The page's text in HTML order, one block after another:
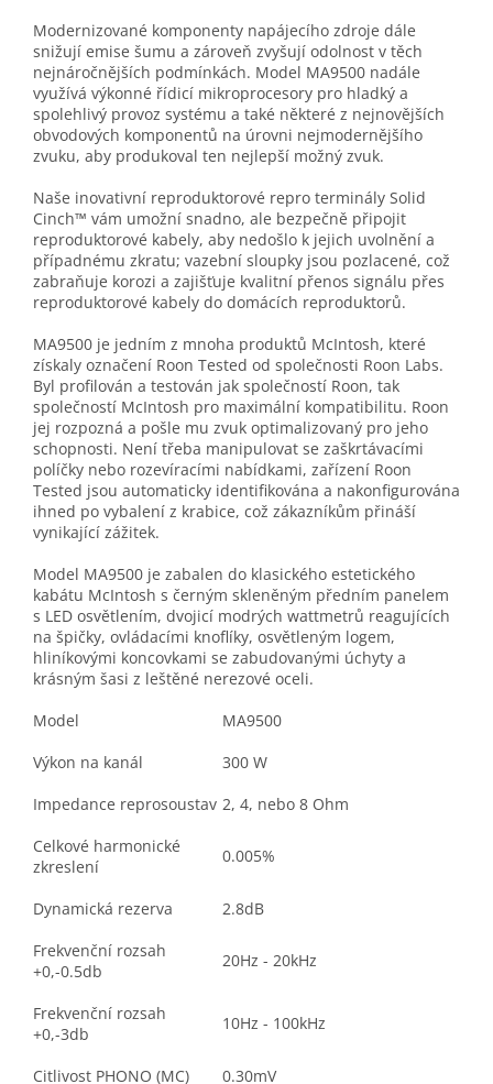
Modernizované komponenty napájecího zdroje dále
snižují emise šumu a zároveň zvyšují odolnost v těch
nejnáročnějších podmínkách. Model MA9500 nadále
využívá výkonné řídicí mikroprocesory pro hladký a
spolehlivý provoz systému a také některé z nejnovějších
obvodových komponentů na úrovni nejmodernějšího
zvuku, aby produkoval ten nejlepší možný zvuk.
Naše inovativní reproduktorové repro terminály Solid
Cinch™ vám umožní snadno, ale bezpečně připojit
reproduktorové kabely, aby nedošlo k jejich uvolnění a
případnému zkratu; vazební sloupky jsou pozlacené, což
zabraňuje korozi a zajišťuje kvalitní přenos signálu přes
reproduktorové kabely do domácích reproduktorů.
MA9500 je jedním z mnoha produktů McIntosh, které
získaly označení Roon Tested od společnosti Roon Labs.
Byl profilován a testován jak společností Roon, tak
společností McIntosh pro maximální kompatibilitu. Roon
jej rozpozná a pošle mu zvuk optimalizovaný pro jeho
schopnosti. Není třeba manipulovat se zaškrtávacími
políčky nebo rozevíracími nabídkami, zařízení Roon
Tested jsou automaticky identifikována a nakonfigurována
ihned po vybalení z krabice, což zákazníkům přináší
vynikající zážitek.
Model MA9500 je zabalen do klasického estetického
kabátu McIntosh s černým skleněným předním panelem
s LED osvětlením, dvojicí modrých wattmetrů reagujících
na špičky, ovládacími knoflíky, osvětleným logem,
hliníkovými koncovkami se zabudovanými úchyty a
krásným šasi z leštěné nerezové oceli.
Model
MA9500
Výkon na kanál
300 W
Impedance reprosoustav 2, 4, nebo 8 Ohm
Celkové harmonické
zkreslení
0.005%
Dynamická rezerva
2.8dB
Frekvenční rozsah
+0,-0.5db
20Hz - 20kHz
Frekvenční rozsah
+0,-3db
10Hz - 100kHz
Citlivost PHONO (MC) 0.30mV